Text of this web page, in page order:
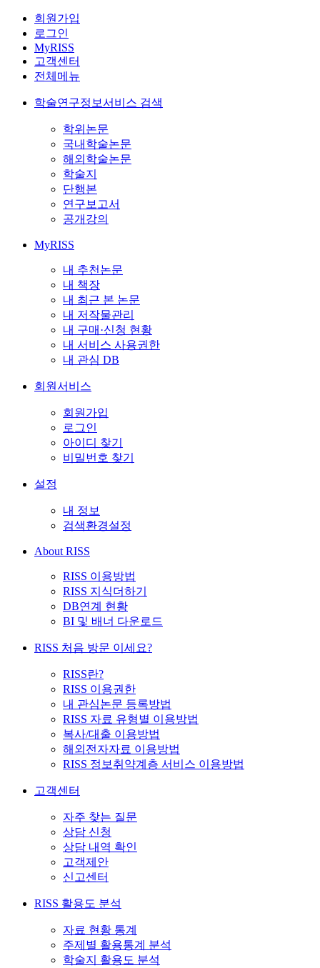
회원가입
로그인
MyRISS
고객센터
전체메뉴
학술연구정보서비스 검색
학위논문
국내학술논문
해외학술논문
학술지
단행본
연구보고서
공개강의
MyRISS
내 추천논문
내 책장
내 최근 본 논문
내 저작물관리
내 구매·신청 현황
내 서비스 사용권한
내 관심 DB
회원서비스
회원가입
로그인
아이디 찾기
비밀번호 찾기
설정
내 정보
검색환경설정
About RISS
RISS 이용방법
RISS 지식더하기
DB연계 현황
BI 및 배너 다운로드
RISS 처음 방문 이세요?
RISS란?
RISS 이용권한
내 관심논문 등록방법
RISS 자료 유형별 이용방법
복사/대출 이용방법
해외전자자료 이용방법
RISS 정보취약계층 서비스 이용방법
고객센터
자주 찾는 질문
상담 신청
상담 내역 확인
고객제안
신고센터
RISS 활용도 분석
자료 현황 통계
주제별 활용통계 분석
학술지 활용도 분석